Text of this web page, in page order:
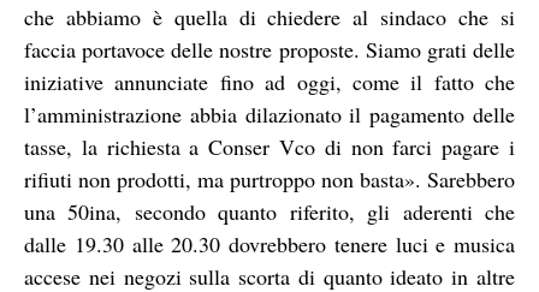
che abbiamo è quella di chiedere al sindaco che si
faccia portavoce delle nostre proposte. Siamo grati delle
iniziative annunciate fino ad oggi, come il fatto che
l’amministrazione abbia dilazionato il pagamento delle
tasse, la richiesta a Conser Vco di non farci pagare i
rifiuti non prodotti, ma purtroppo non basta». Sarebbero
una 50ina, secondo quanto riferito, gli aderenti che
dalle 19.30 alle 20.30 dovrebbero tenere luci e musica
accese nei negozi sulla scorta di quanto ideato in altre